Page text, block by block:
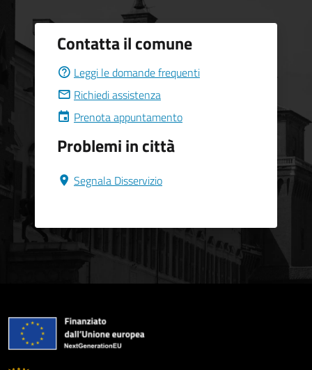
Contatta il comune
Leggi le domande frequenti
Richiedi assistenza
Prenota appuntamento
Problemi in città
Segnala Disservizio